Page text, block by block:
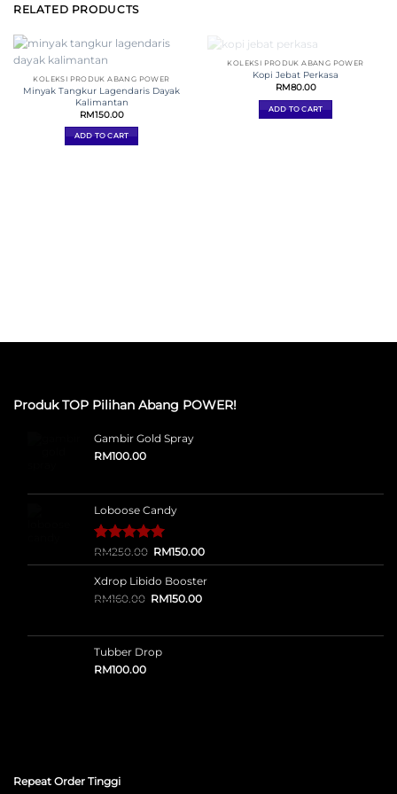
RELATED PRODUCTS
KOLEKSI PRODUK ABANG POWER
Minyak Tangkur Lagendaris Dayak
Kalimantan
RM150.00
ADD TO CART
KOLEKSI PRODUK ABANG POWER
Kopi Jebat Perkasa
RM80.00
ADD TO CART
Produk TOP Pilihan Abang POWER!
Gambir Gold Spray
RM100.00
Loboose Candy
Rated5.00
out of 5
based on
12
customer
RM250.00 Original
price
was:
RM250.00.
RM150.00Current
price
is:
Xdrop Libido Booster
RM160.00 Original
RM160.00.
RM150.00Current
RM150.00.
Tubber Drop
RM100.00
Repeat Order Tinggi